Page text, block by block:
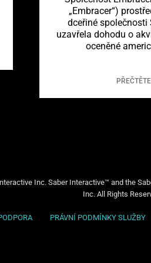
„Embracer“)
dceřiné společnosti
uzavřela dohodu o
oceněné
Inc. Saber Interactive™ and the
Inc. All Rights
PRÁVNÍ PODMÍNKY SLUŽBY